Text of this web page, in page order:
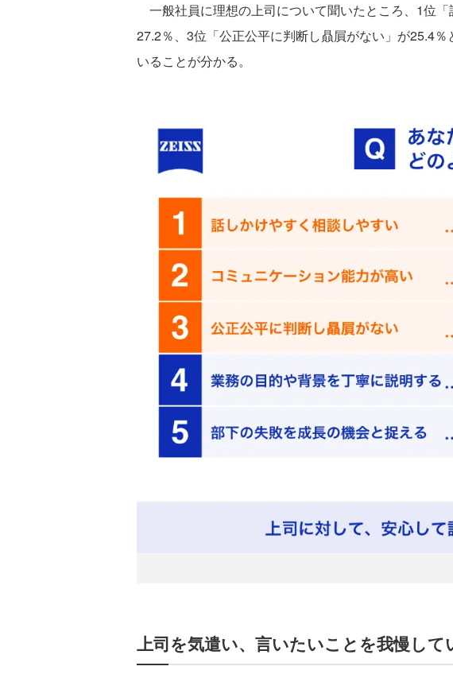
一般社員に理想の上司について聞いたところ、1位
27.2％、3位「公正公平に判断し贔屓がない」が25.4
いることが分かる。
上司を気遣い、言いたいことを我慢して